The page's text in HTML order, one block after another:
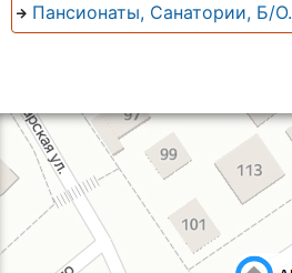
Пансионаты, Санатории, Б/О.